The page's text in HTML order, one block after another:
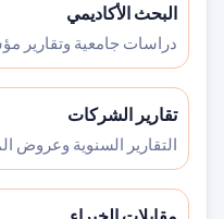
البحث الأكاديمي
دراسات جامعية
تقارير الشركات
التقارير السنوية وعروض